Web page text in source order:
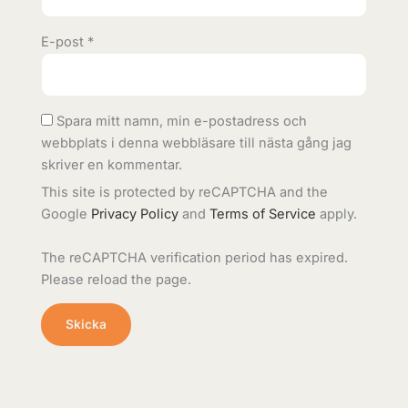
E-post *
Spara mitt namn, min e-postadress och
webbplats i denna webbläsare till nästa gång jag
skriver en kommentar.
This site is protected by reCAPTCHA and the
Google Privacy Policy andTerms of Service apply.
The reCAPTCHA verification period has expired.
Please reload the page.